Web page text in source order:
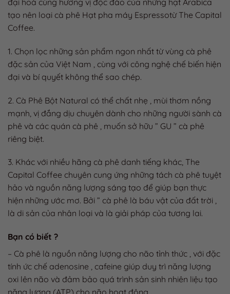
đại hoà cùng hương vị độc đáo của những hạt Arabica
tạo nên loại cà phê Hạt pha máy Espressotừ The Capital
Coffee.
1. Chọn lọc những sản phẩm ngon nhất từ vùng cà phê
đặc sản của Việt Nam , cùng với công nghệ chế biến hiện
đại và bí quyết không thể sao chép.
2. Cà Phê Bột Natural có thể chất nhẹ , mùi thơm nồng
mạnh, vị đắng dịu chuyên dành cho những người sành cà
phê và các quán cà phê , muốn sở hữu ” GU ” cà phê
riêng biệt.
3. Khác với nhiều hãng cà phê danh tiếng khác, The
Capital Coffee chuyên cung ứng những tách cà phê tuyệt
hảo và nguồn năng lượng sáng tạo để giúp bạn thực
hiện những ước mơ. Bởi ” cà phê là báu vật của đất trời ,
là di sản của nhân loại và là giải pháp của tương lai.
Bạn có biết ?
– Cà phê là nguồn năng lượng cho não tỉnh thức , với đặc
tính ức chế adenosine , cafeine giúp duy trì năng lượng
oxi lên não và đảm bảo quá trình sản sinh nhiên liệu tạo